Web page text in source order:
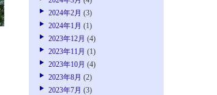
2024年2月 (3)
2024年1月 (1)
2023年12月 (4)
2023年11月 (1)
2023年10月 (4)
2023年8月 (2)
2023年7月 (3)